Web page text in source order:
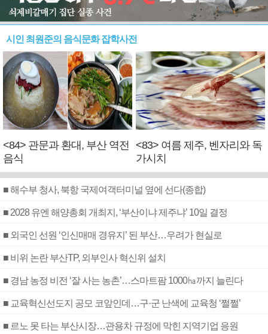
시인 최원준의 음식문화 잡학사전
<84> 관문과 환대, 부산 역전
음식
<83> 여름 제주, 벤자리와 독
가시치
■ 해수부 청사, 북항 국제여객터미널 옆에 선다(종합)
■ 2028 유엔 해양총회 개최지, ‘부산이냐 제주냐’ 10일 결정
■ 외국인 선원 ‘인신매매 경유지’ 된 부산…우려가 현실로
■ 비위 논란 부산TP, 외부인사 혁신위 설치
■ 경남 농정 비전 ‘잘 사는 농촌’…스마트팜 1000㏊까지 늘린다
■ 교육혁신선도지 공모 코앞인데…구·군 난색에 교육청 ‘쩔쩔’
■ 르노 못 타는 부산시장…관용차 규정에 막힌 지역기업 응원